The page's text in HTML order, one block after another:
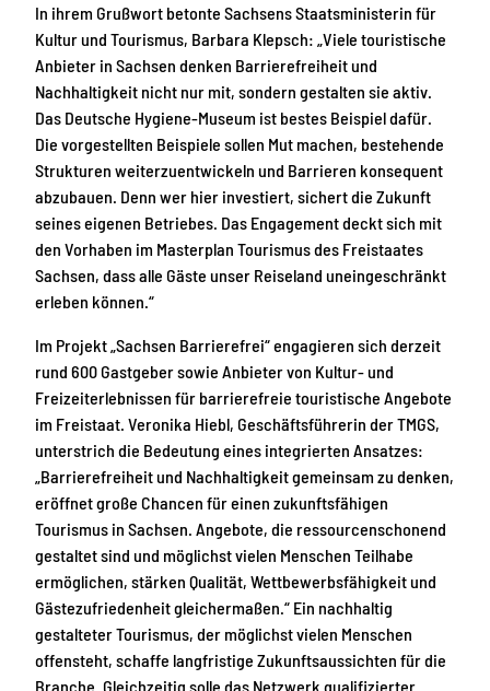
In ihrem Grußwort betonte Sachsens Staatsministerin für
Kultur und Tourismus, Barbara Klepsch: „Viele touristische
Anbieter in Sachsen denken Barrierefreiheit und
Nachhaltigkeit nicht nur mit, sondern gestalten sie aktiv.
Das Deutsche Hygiene-Museum ist bestes Beispiel dafür.
Die vorgestellten Beispiele sollen Mut machen, bestehende
Strukturen weiterzuentwickeln und Barrieren konsequent
abzubauen. Denn wer hier investiert, sichert die Zukunft
seines eigenen Betriebes. Das Engagement deckt sich mit
den Vorhaben im Masterplan Tourismus des Freistaates
Sachsen, dass alle Gäste unser Reiseland uneingeschränkt
erleben können.“
Im Projekt „Sachsen Barrierefrei“ engagieren sich derzeit
rund 600 Gastgeber sowie Anbieter von Kultur- und
Freizeiterlebnissen für barrierefreie touristische Angebote
im Freistaat. Veronika Hiebl, Geschäftsführerin der TMGS,
unterstrich die Bedeutung eines integrierten Ansatzes:
„Barrierefreiheit und Nachhaltigkeit gemeinsam zu denken,
eröffnet große Chancen für einen zukunftsfähigen
Tourismus in Sachsen. Angebote, die ressourcenschonend
gestaltet sind und möglichst vielen Menschen Teilhabe
ermöglichen, stärken Qualität, Wettbewerbsfähigkeit und
Gästezufriedenheit gleichermaßen.“ Ein nachhaltig
gestalteter Tourismus, der möglichst vielen Menschen
offensteht, schaffe langfristige Zukunftsaussichten für die
Branche. Gleichzeitig solle das Netzwerk qualifizierter